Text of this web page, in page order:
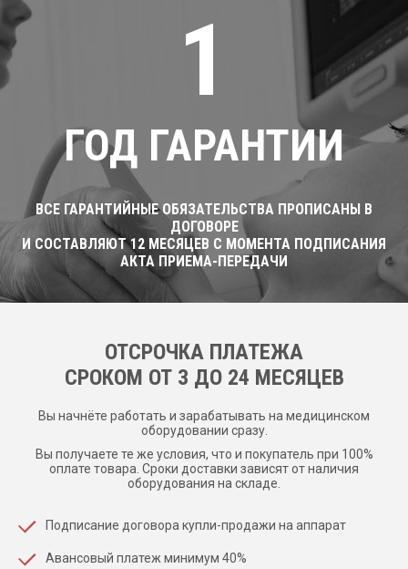
1
ГОД ГАРАНТИИ
ВСЕ ГАРАНТИЙНЫЕ ОБЯЗАТЕЛЬСТВА ПРОПИСАНЫ В
ДОГОВОРЕ
И СОСТАВЛЯЮТ 12 МЕСЯЦЕВ С МОМЕНТА ПОДПИСАНИЯ
АКТА ПРИЕМА-ПЕРЕДАЧИ
ОТСРОЧКА ПЛАТЕЖА
CРОКОМ ОТ 3 ДО 24 МЕСЯЦЕВ
Вы начнёте работать и зарабатывать на медицинском
оборудовании сразу.
Вы получаете те же условия, что и покупатель при 100%
оплате товара. Сроки доставки зависят от наличия
оборудования на складе.
Подписание договора купли-продажи на аппарат
Авансовый платеж минимум 40%